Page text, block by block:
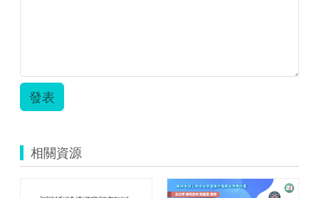
發表
相關資源